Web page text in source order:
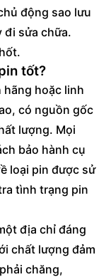
động sao lưu
đi sửa chữa.
tốt?
hãng hoặc linh
có nguồn gốc
lượng. Mọi
bảo hành cụ
loại pin được sử
tình trạng pin
địa chỉ đáng
chất lượng đảm
chăng,